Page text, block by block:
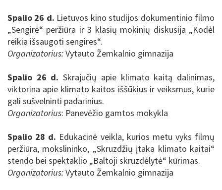
Spalio 26 d. Lietuvos kino studijos dokumentinio filmo
„Sengirė“ peržiūra ir 3 klasių mokinių diskusija „Kodėl
reikia išsaugoti sengires“.
Organizatorius:Vytauto Žemkalnio gimnazija
Spalio 26 d.Skrajučių apie klimato kaitą dalinimas,
viktorina apie klimato kaitos iššūkius ir veiksmus, kurie
gali sušvelninti padarinius.
Organizatorius: Panevėžio gamtos mokykla
Spalio 28 d. Edukacinė veikla, kurios metu vyks filmų
peržiūra, mokslininko, „Skruzdžių įtaka klimato kaitai“
stendo bei spektaklio „Baltoji skruzdėlytė“ kūrimas.
Organizatorius:Vytauto Žemkalnio gimnazija